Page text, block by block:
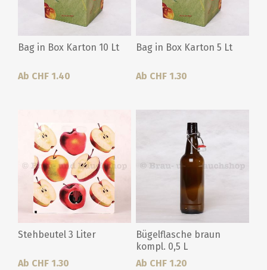
Bag in Box Karton 10 Lt
Ab CHF 1.40
Bag in Box Karton 5 Lt
Ab CHF 1.30
Stehbeutel 3 Liter
Ab CHF 1.30
Bügelflasche braun
kompl. 0,5 L
Ab CHF 1.20